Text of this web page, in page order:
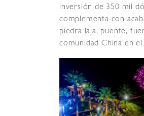
inversión de 350 mil
complementa con
piedra laja, puente,
comunidad China en el